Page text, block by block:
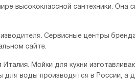
высококлассной сантехники. Она
Сервисные центры
сайте.
Мойки для кухни
для воды производятся в России,